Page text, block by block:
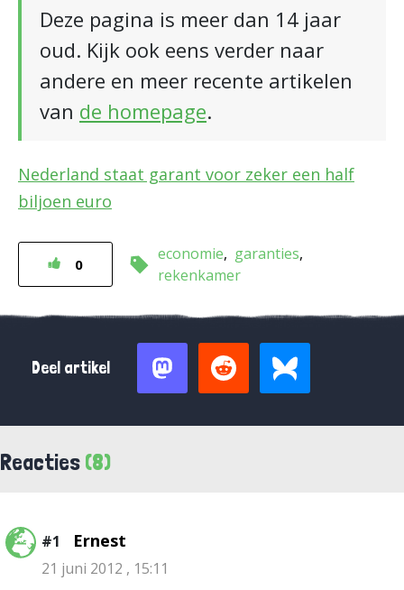
Deze pagina is meer dan 14 jaar
oud. Kijk ook eens verder naar
andere en meer recente artikelen
van de homepage.
Nederland staat garant voor zeker een half
biljoen euro
0
economie
garanties
rekenkamer
Deel artikel
Reacties (8)
#1 Ernest
21 juni 2012 , 15:11